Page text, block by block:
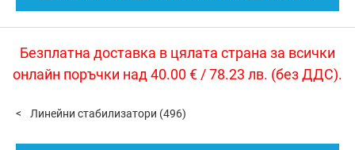
Безплатна доставка в цялата страна за всички
онлайн поръчки над 40.00 € / 78.23 лв. (без ДДС).
Линейни стабилизатори (496)